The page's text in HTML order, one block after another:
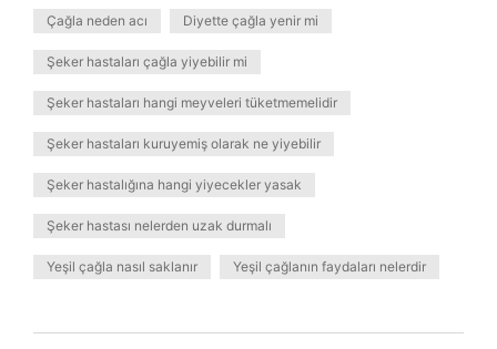
Çağla neden acı Diyette çağla yenir mi
Şeker hastaları çağla yiyebilir mi
Şeker hastaları hangi meyveleri tüketmemelidir
Şeker hastaları kuruyemiş olarak ne yiyebilir
Şeker hastalığına hangi yiyecekler yasak
Şeker hastası nelerden uzak durmalı
Yeşil çağla nasıl saklanır Yeşil çağlanın faydaları nelerdir